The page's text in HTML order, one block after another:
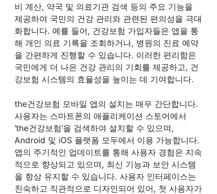
비 계산, 약국 및 의료기관 검색 등의 주요 기능을
제공하여 국민의 건강 관리와 관련된 편의성을 극대
화합니다. 예를 들어, 건강보험 가입자들은 앱을 통
해 개인 의료 기록을 조회하거나, 병원의 진료 예약
을 간편하게 진행할 수 있습니다. 이러한 편리함은
국민에게 더 나은 건강 관리의 기회를 제공하고, 건
강보험 시스템의 효율성을 높이는 데 기여합니다.
the건강보험 모바일 앱의 설치는 매우 간단합니다.
사용자는 스마트폰의 애플리케이션 스토어에서
‘the건강보험’을 검색하여 설치할 수 있으며,
Android 및 iOS 플랫폼 모두에서 이용 가능합니다.
앱의 주기적인 업데이트를 통해 사용자 경험은 지속
적으로 향상되고 있으며, 최신 기능과 보안 시스템
을 항상 유지할 수 있습니다. 사용자 인터페이스는
친숙하고 직관적으로 디자인되어 있어, 첫 사용자가